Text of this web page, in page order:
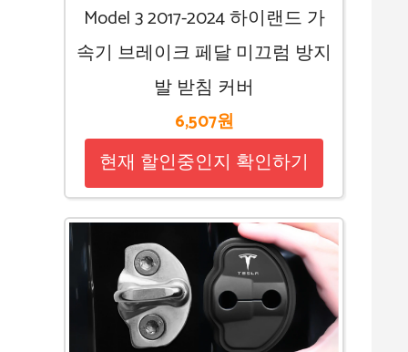
Model 3 2017-2024 하이랜드 가
속기 브레이크 페달 미끄럼 방지
발 받침 커버
6,507원
현재 할인중인지 확인하기